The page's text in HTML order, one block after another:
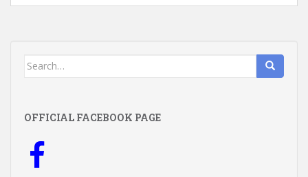
Search
OFFICIAL FACEBOOK PAGE